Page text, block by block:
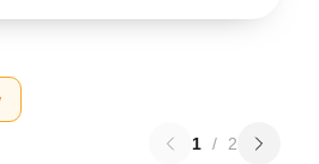
1 / 2